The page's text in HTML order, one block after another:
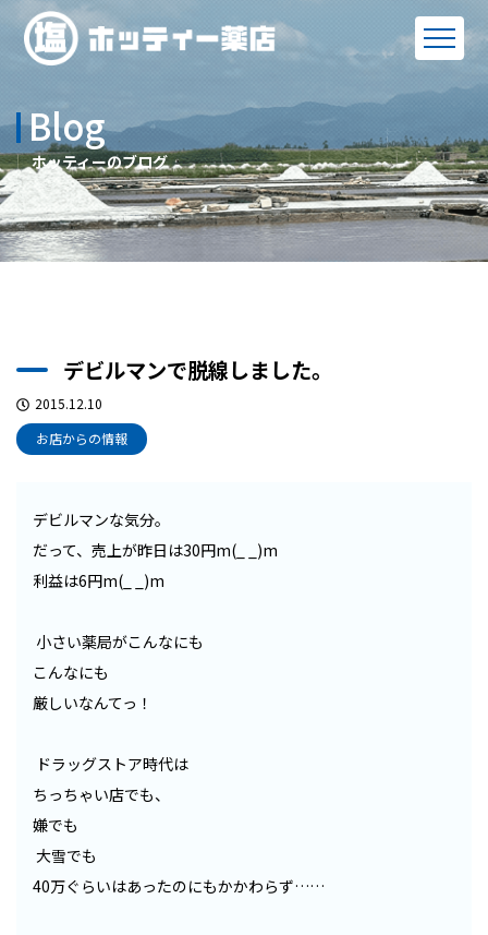
Blog
ホッティーのブログ
デビルマンで脱線しました。
2015.12.10
お店からの情報
デビルマンな気分。
だって、売上が昨日は30円m(_ _)m
利益は6円m(_ _)m
小さい薬局がこんなにも
こんなにも
厳しいなんてっ！
ドラッグストア時代は
ちっちゃい店でも、
嫌でも
大雪でも
40万ぐらいはあったのにもかかわらず……